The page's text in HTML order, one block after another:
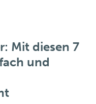
Mit diesen 7
und